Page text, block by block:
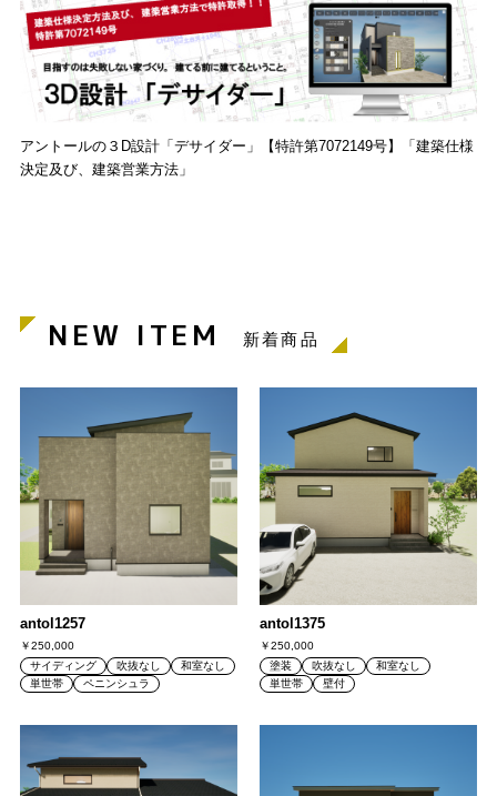
アントールの３D設計「デサイダー」【特許第7072149号】「建築仕様
決定及び、建築営業方法」
NEW ITEM 新着商品
antol1257
￥250,000
サイディング
吹抜なし
和室なし
単世帯
ペニンシュラ
antol1375
￥250,000
塗装
吹抜なし
和室なし
単世帯
壁付